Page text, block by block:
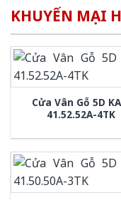
KHUYẾN MẠI
Cửa Vân Gỗ 5D
41.52.52A-4TK